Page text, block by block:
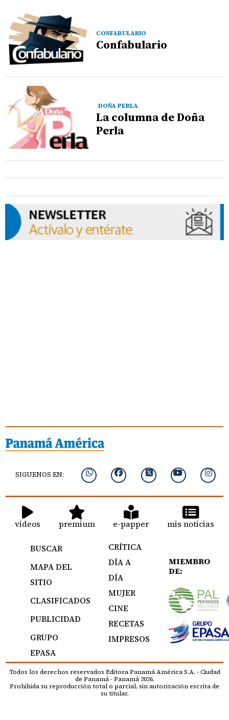
CONFABULARIO
Confabulario
DOÑA PERLA
La columna de Doña
Perla
SIGUENOS EN:
videos premium e-papper mis noticias
BUSCAR
MAPA DEL
SITIO
CLASIFICADOS
PUBLICIDAD
GRUPO
EPASA
CRÍTICA
DÍA A
DÍA
MUJER
CINE
RECETAS
IMPRESOS
MIEMBRO
DE:
Todos los derechos reservados Editora Panamá América S.A. - Ciudad
de Panamá - Panamá 2026.
Prohibida su reproducción total o parcial, sin autorización escrita de
su titular.